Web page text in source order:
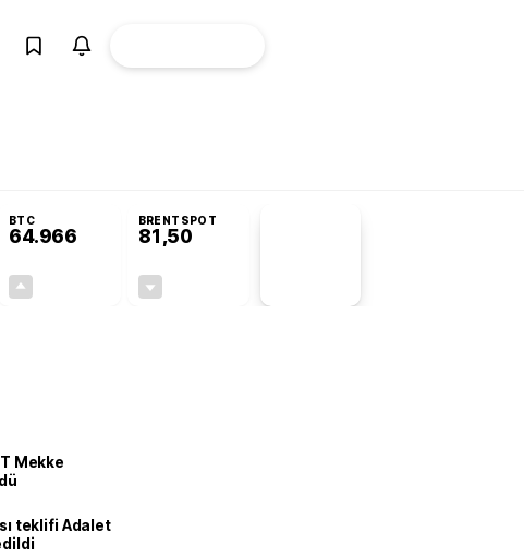
BTC
64.966
BRENTSPOT
81,50
Mekke
teklifi Adalet